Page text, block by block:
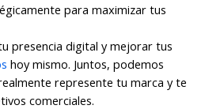
para maximizar tus
presencia digital y mejorar tus
hoy mismo. Juntos, podemos
represente tu marca y te
comerciales.